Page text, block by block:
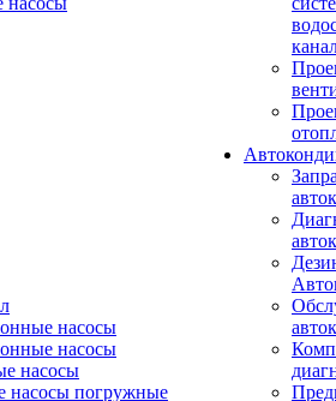
насосы
насосы
насосы
насосы погружные